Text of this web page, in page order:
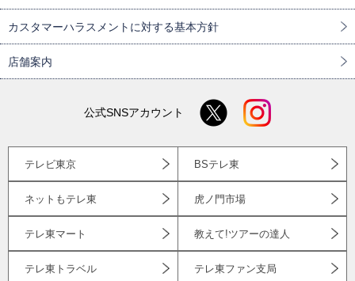
カスタマーハラスメントに対する基本方針
店舗案内
公式SNSアカウント
テレビ東京 BSテレ東
ネットもテレ東 虎ノ門市場
テレ東マート 教えて!ツアーの達人
テレ東トラベル テレ東ファン支局